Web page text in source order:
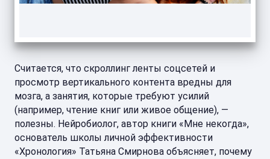
Считается, что скроллинг ленты соцсетей и
просмотр вертикального контента вредны для
мозга, а занятия, которые требуют усилий
(например, чтение книг или живое общение), —
полезны. Нейробиолог, автор книги «Мне некогда»,
основатель школы личной эффективности
«Хронология» Татьяна Смирнова объясняет, почему